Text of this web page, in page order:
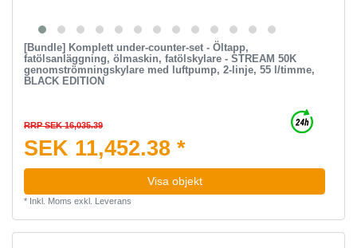
[Bundle] Komplett under-counter-set - Öltapp,
fatölsanläggning, ölmaskin, fatölskylare - STREAM 50K
genomströmningskylare med luftpump, 2-linje, 55 l/timme,
BLACK EDITION
RRP SEK 16,035.39
SEK 11,452.38 *
Visa objekt
* Inkl. Moms exkl. Leverans